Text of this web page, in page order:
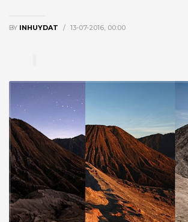
BY INHUYDAT / 13-07-2016, 00:00